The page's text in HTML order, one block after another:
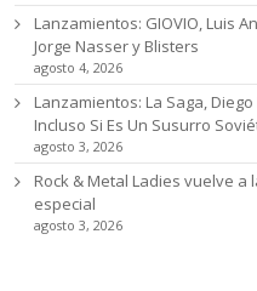
Lanzamientos: GIOVIO, Luis
Jorge Nasser y Blisters
agosto 4, 2026
Lanzamientos: La Saga,
Incluso Si Es Un Susurro
agosto 3, 2026
Rock & Metal Ladies vuelve
especial
agosto 3, 2026